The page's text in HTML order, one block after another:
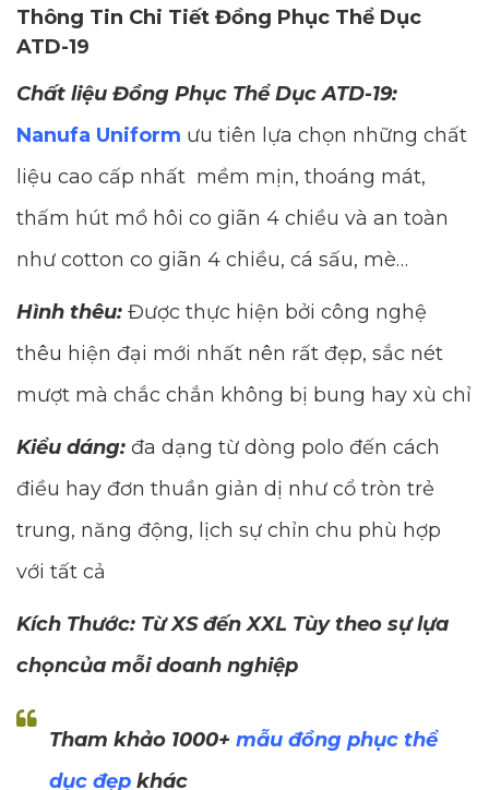
Thông Tin Chi Tiết Đồng Phục Thể Dục
ATD-19
Chất liệu Đồng Phục Thể Dục ATD-19:
Nanufa Uniform ưu tiên lựa chọn những chất
liệu cao cấp nhất mềm mịn, thoáng mát,
thấm hút mồ hôi co giãn 4 chiều và an toàn
như cotton co giãn 4 chiều, cá sấu, mè…
Hình thêu: Được thực hiện bởi công nghệ
thêu hiện đại mới nhất nên rất đẹp, sắc nét
mượt mà chắc chắn không bị bung hay xù chỉ
Kiểu dáng: đa dạng từ dòng polo đến cách
điều hay đơn thuần giản dị như cổ tròn trẻ
trung, năng động, lịch sự chỉn chu phù hợp
với tất cả
Kích Thước: Từ XS đến XXL Tùy theo sự lựa
chọncủa mỗi doanh nghiệp
Tham khảo 1000+ mẫu đồng phục thể
dục đẹp khác